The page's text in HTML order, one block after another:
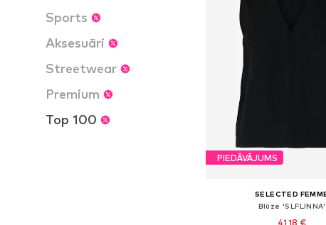
Sports
Aksesuāri
Streetwear
Premium
Top 100
PIEDĀVĀJUMS
SELECTED
Blūze 'SLFLINNA'
41,18 €